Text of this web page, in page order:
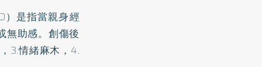
）是指當親身經
無助感。創傷後
3.情緒麻木，4.